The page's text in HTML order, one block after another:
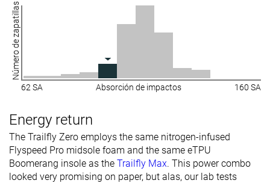
Número de zapatillas
62 SA Absorción de impactos 160 SA
Energy return
The Trailfly Zero employs the same nitrogen-infused
Flyspeed Pro midsole foam and the same eTPU
Boomerang insole as the Trailfly Max. This power combo
looked very promising on paper, but alas, our lab tests